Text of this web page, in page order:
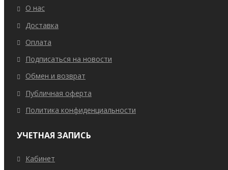
О нас
Доставка
Оплата
Подписаться на новости
Обмен и возврат
Публичная оферта
Политика конфиденциальности
УЧЕТНАЯ ЗАПИСЬ
Кабинет